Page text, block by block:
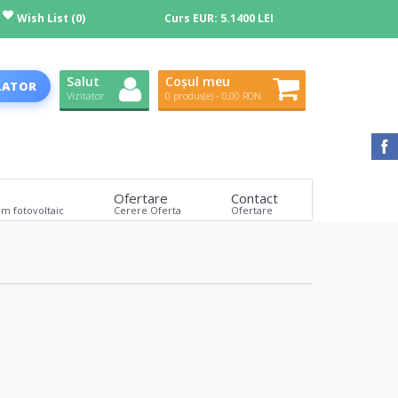
Wish List (0) Curs EUR: 5.1400 LEI
Salut
Vizitator
Coșul meu
0 produs(e) - 0,00 RON
fotovoltaic
Ofertare
Cerere Oferta
Contact
Ofertare